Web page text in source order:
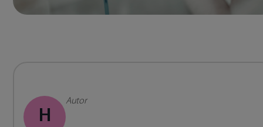
H
Autor